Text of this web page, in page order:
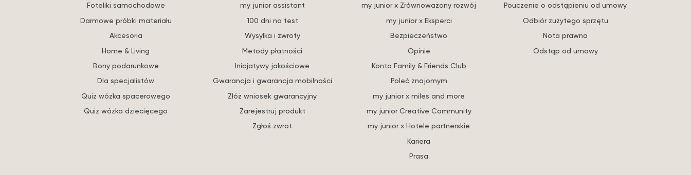
Foteliki samochodowe
Darmowe próbki materiału
Akcesoria
Home & Living
Bony podarunkowe
Dla specjalistów
Quiz wózka spacerowego
Quiz wózka dziecięcego
my junior assistant
100 dni na test
Wysyłka i zwroty
Metody płatności
Inicjatywy jakościowe
Gwarancja i gwarancja mobilności
Złóż wniosek gwarancyjny
Zarejestruj produkt
Zgłoś zwrot
my junior x Zrównoważony rozwój
my junior x Eksperci
Bezpieczeństwo
Opinie
Konto Family & Friends Club
Poleć znajomym
my junior x miles and more
my junior Creative Community
my junior x Hotele partnerskie
Kariera
Prasa
Pouczenie o odstąpieniu od umowy
Odbiór zużytego sprzętu
Nota prawna
Odstąp od umowy